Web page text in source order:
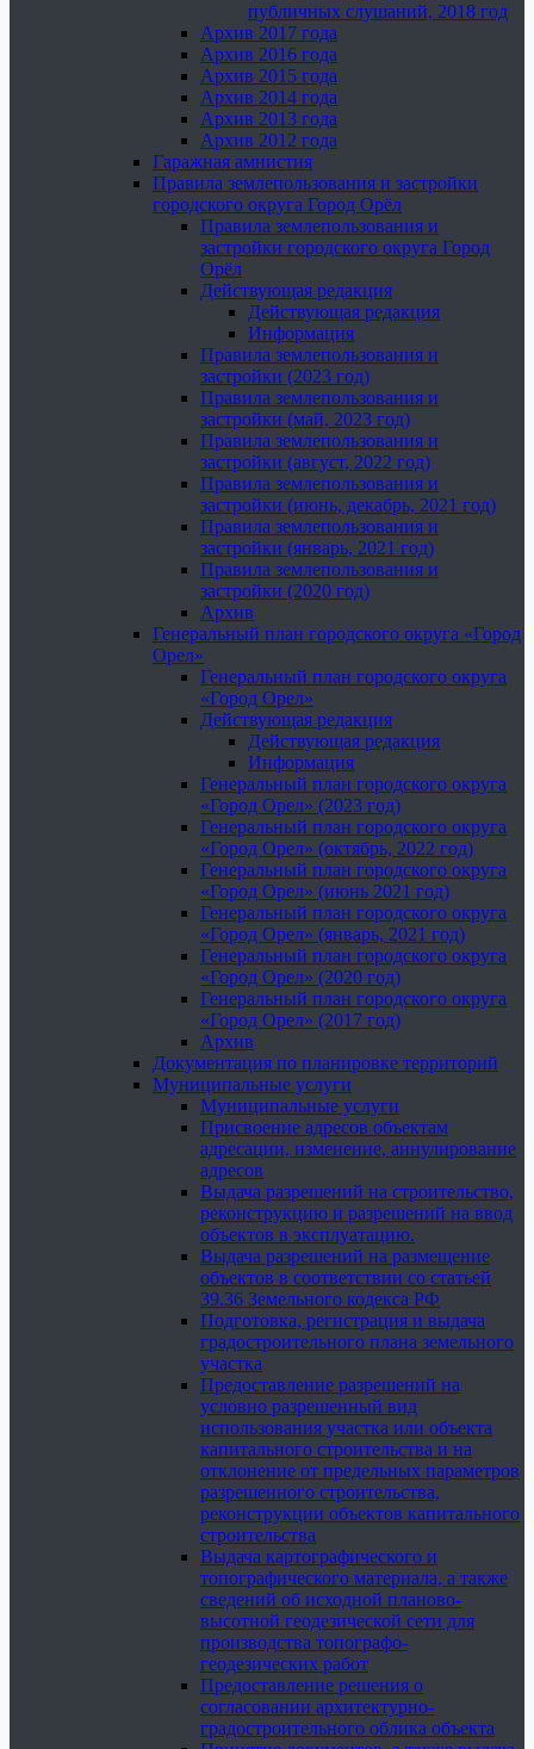
публичных слушаний, 2018 год
Архив 2017 года
Архив 2016 года
Архив 2015 года
Архив 2014 года
Архив 2013 года
Архив 2012 года
Гаражная амнистия
Правила землепользования и застройки
городского округа Город Орёл
Правила землепользования и
застройки городского округа Город
Орёл
Действующая редакция
Действующая редакция
Информация
Правила землепользования и
застройки (2023 год)
Правила землепользования и
застройки (май, 2023 год)
Правила землепользования и
застройки (август, 2022 год)
Правила землепользования и
застройки (июнь, декабрь, 2021 год)
Правила землепользования и
застройки (январь, 2021 год)
Правила землепользования и
застройки (2020 год)
Архив
Генеральный план городского округа «Город
Орел»
Генеральный план городского округа
«Город Орел»
Действующая редакция
Действующая редакция
Информация
Генеральный план городского округа
«Город Орел» (2023 год)
Генеральный план городского округа
«Город Орел» (октябрь, 2022 год)
Генеральный план городского округа
«Город Орел» (июнь 2021 год)
Генеральный план городского округа
«Город Орел» (январь, 2021 год)
Генеральный план городского округа
«Город Орел» (2020 год)
Генеральный план городского округа
«Город Орел» (2017 год)
Архив
Документация по планировке территорий
Муниципальные услуги
Муниципальные услуги
Присвоение адресов объектам
адресации, изменение, аннулирование
адресов
Выдача разрешений на строительство,
реконструкцию и разрешений на ввод
объектов в эксплуатацию.
Выдача разрешений на размещение
объектов в соответствии со статьей
39.36 Земельного кодекса РФ
Подготовка, регистрация и выдача
градостроительного плана земельного
участка
Предоставление разрешений на
условно разрешенный вид
использования участка или объекта
капитального строительства и на
отклонение от предельных параметров
разрешенного строительства,
реконструкции объектов капитального
строительства
Выдача картографического и
топографического материала, а также
сведений об исходной планово-
высотной геодезической сети для
производства топографо-
геодезических работ
Предоставление решения о
согласовании архитектурно-
градостроительного облика объекта